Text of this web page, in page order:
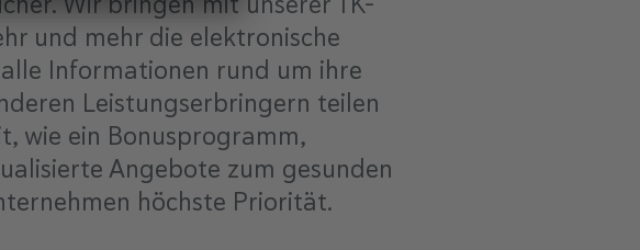
und mehr die elektronische
Informationen rund um ihre
Leistungserbringern teilen
wie ein Bonusprogramm,
Angebote zum gesunden
höchste Priorität.